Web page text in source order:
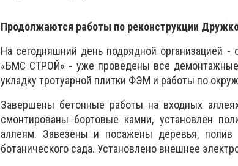
Продолжаются работы по реконструкции
На сегодняшний день подрядной организацией -
«БМС СТРОЙ» - уже проведены все
укладку тротуарной плитки ФЭМ и работы по
Завершены бетонные работы на входных
смонтированы бортовые камни, установлен
аллеям. Завезены и посажены деревья,
ботанического сада. Установлено внешнее